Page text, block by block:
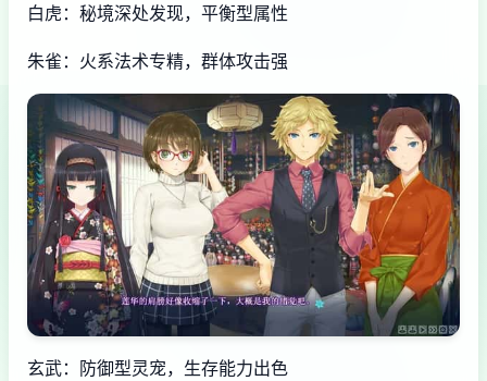
白虎：秘境深处发现，平衡型属性
朱雀：火系法术专精，群体攻击强
玄武：防御型灵宠，生存能力出色